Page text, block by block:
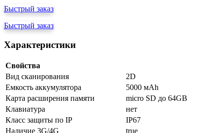
Быстрый заказ
Быстрый заказ
Характеристики
Свойства
Вид сканирования
2D
Емкость аккумулятора
5000 мАh
Карта расширения памяти
micro SD до 64GB
Клавиатура
нет
Класс защиты по IP
IP67
Наличие 3G/4G
true